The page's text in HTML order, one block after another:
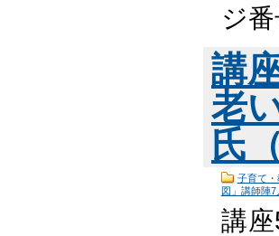
ジ
講
老
氏
子育て・
図」講師陣7
講